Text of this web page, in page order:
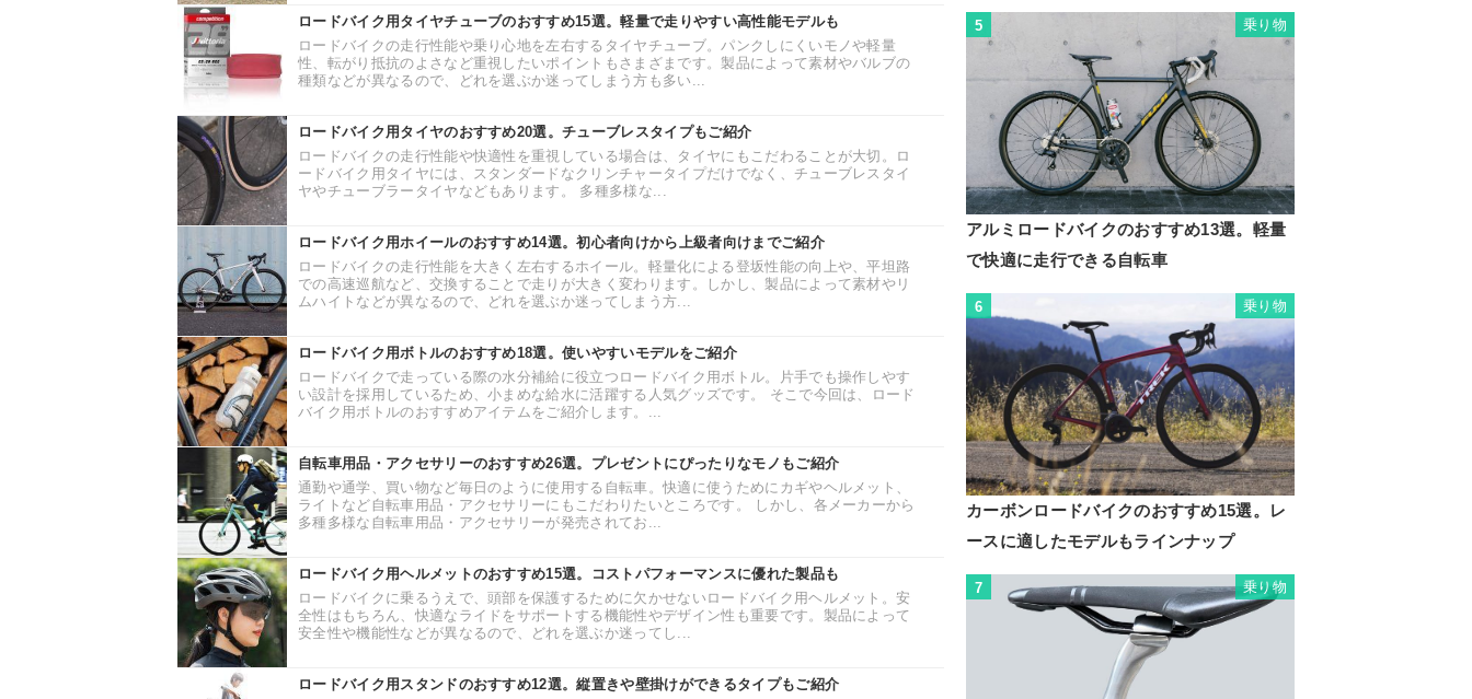
ロードバイク用タイヤチューブのおすすめ15選。軽量で走りやすい高性能モデルも
ロードバイクの走行性能や乗り心地を左右するタイヤチューブ。パンクしにくいモノや軽量
性、転がり抵抗のよさなど重視したいポイントもさまざまです。製品によって素材やバルブの
種類などが異なるので、どれを選ぶか迷ってしまう方も多い...
ロードバイク用タイヤのおすすめ20選。チューブレスタイプもご紹介
ロードバイクの走行性能や快適性を重視している場合は、タイヤにもこだわることが大切。ロ
ードバイク用タイヤには、スタンダードなクリンチャータイプだけでなく、チューブレスタイ
ヤやチューブラータイヤなどもあります。 多種多様な...
ロードバイク用ホイールのおすすめ14選。初心者向けから上級者向けまでご紹介
ロードバイクの走行性能を大きく左右するホイール。軽量化による登坂性能の向上や、平坦路
での高速巡航など、交換することで走りが大きく変わります。しかし、製品によって素材やリ
ムハイトなどが異なるので、どれを選ぶか迷ってしまう方...
ロードバイク用ボトルのおすすめ18選。使いやすいモデルをご紹介
ロードバイクで走っている際の水分補給に役立つロードバイク用ボトル。片手でも操作しやす
い設計を採用しているため、小まめな給水に活躍する人気グッズです。 そこで今回は、ロード
バイク用ボトルのおすすめアイテムをご紹介します。...
自転車用品・アクセサリーのおすすめ26選。プレゼントにぴったりなモノもご紹介
通勤や通学、買い物など毎日のように使用する自転車。快適に使うためにカギやヘルメット、
ライトなど自転車用品・アクセサリーにもこだわりたいところです。 しかし、各メーカーから
多種多様な自転車用品・アクセサリーが発売されてお...
ロードバイク用ヘルメットのおすすめ15選。コストパフォーマンスに優れた製品も
ロードバイクに乗るうえで、頭部を保護するために欠かせないロードバイク用ヘルメット。安
全性はもちろん、快適なライドをサポートする機能性やデザイン性も重要です。製品によって
安全性や機能性などが異なるので、どれを選ぶか迷ってし...
ロードバイク用スタンドのおすすめ12選。縦置きや壁掛けができるタイプもご紹介
5 乗り物
アルミロードバイクのおすすめ13選。軽量
で快適に走行できる自転車
6 乗り物
カーボンロードバイクのおすすめ15選。レ
ースに適したモデルもラインナップ
7 乗り物